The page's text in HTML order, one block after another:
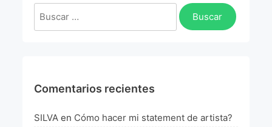
Manifiesto Ecoarte
Buscar:
Comentarios recientes
SILVA en Cómo hacer mi statement de artista?